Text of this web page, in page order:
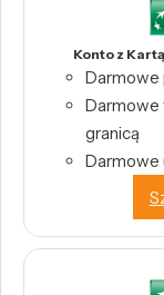
Konto z
Darmowe
Darmowe
granicą
Darmowe